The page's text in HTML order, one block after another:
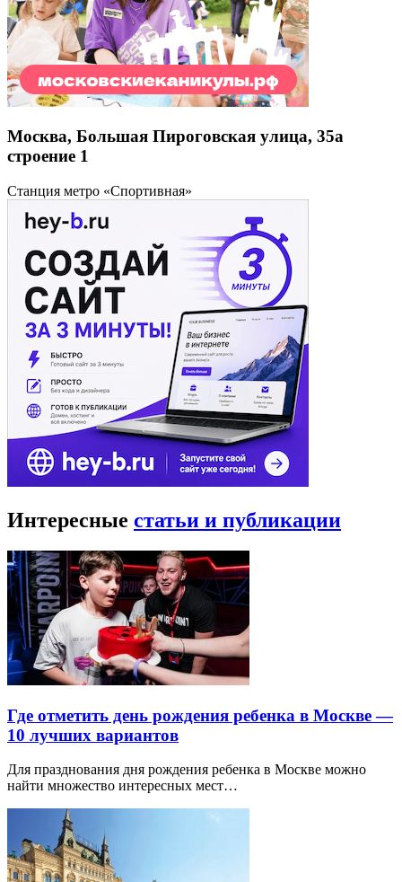
Москва, Большая Пироговская улица, 35а
строение 1
Станция метро «Спортивная»
Интересные статьи и публикации
Где отметить день рождения ребенка в Москве —
10 лучших вариантов
Для празднования дня рождения ребенка в Москве можно
найти множество интересных мест…